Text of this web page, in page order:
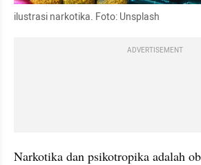
ilustrasi narkotika. Foto: Unsplash
ADVERTISEMENT
Narkotika dan psikotropika adalah